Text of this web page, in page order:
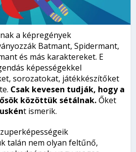
a képregények
Batmant, Spidermant,
és más karaktereket. E
képességekkel
sorozatokat, játékkészítőket
Csak kevesen tudják, hogy a
közöttük sétálnak. Őket
t ismerik.
talán nem olyan feltűnő,